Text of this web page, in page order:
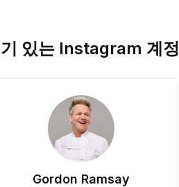
있는 Instagram 계정
Gordon Ramsay